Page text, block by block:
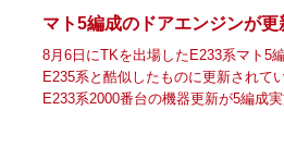
マト5編成のドアエンジンが更
8月6日にTKを出場したE233系マト5
E235系と酷似したものに更新されて
E233系2000番台の機器更新が5編成